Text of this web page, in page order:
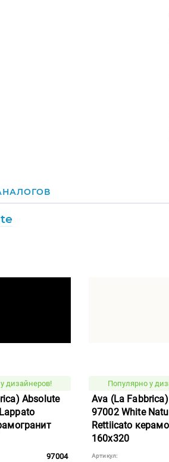
дизайнеров!
Absolute
97004
Популярно у
Ava (La
97002 White
Rettiicato
160x320
Артикул: